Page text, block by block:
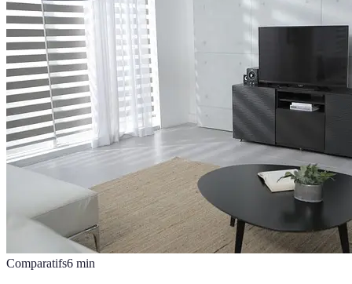
Comparatifs6 min